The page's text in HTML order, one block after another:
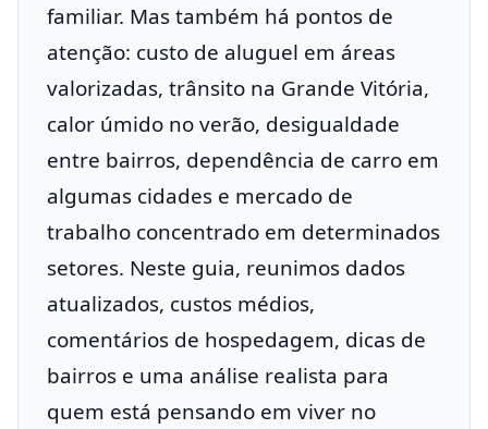
familiar. Mas também há pontos de
atenção: custo de aluguel em áreas
valorizadas, trânsito na Grande Vitória,
calor úmido no verão, desigualdade
entre bairros, dependência de carro em
algumas cidades e mercado de
trabalho concentrado em determinados
setores. Neste guia, reunimos dados
atualizados, custos médios,
comentários de hospedagem, dicas de
bairros e uma análise realista para
quem está pensando em viver no